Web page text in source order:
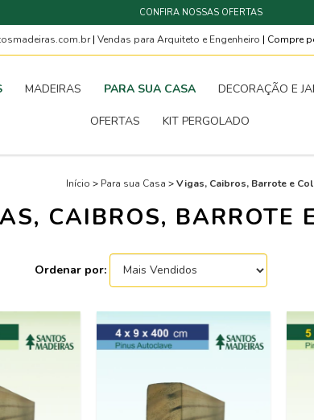
CONFIRA NOSSAS OFERTAS
| Vendas para Arquiteto e Engenheiro | Compre
MADEIRAS PARA SUA CASA DECORAÇÃO E
OFERTAS KIT PERGOLADO
Início > Para sua Casa > Vigas, Caibros, Barrote e
CAIBROS, BARROTE
Ordenar por: